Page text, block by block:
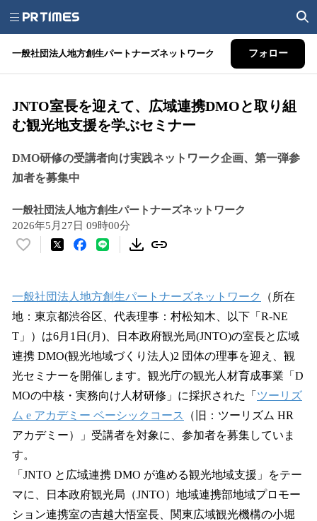
一般社団法人地方創生パートナーズネットワーク フォロー
JNTO室長を迎えて、広域連携DMOと取り組
む観光地支援を学ぶセミナー
DMO研修の受講者向け実践ネットワーク企画、第一弾参
加者を募集中
一般社団法人地方創生パートナーズネットワーク
2026年5月27日 09時00分
い
！
読
み
込
み
中
で
す
一般社団法人地方創生パートナーズネットワーク
（所在
地：東京都渋谷区、代表理事：村松知木、以下「R-NE
T」）は6月1日(月)、日本政府観光局(JNTO)の室長と広域
連携 DMO(観光地域づくり法人)2 団体の理事を迎え、観
光セミナーを開催します。観光庁の観光人材育成事業「D
MOの中核・実務向け人材研修」に採択された「 ツーリズ
ム e アカデミー ベーシックコース
（旧：ツーリズム HR
アカデミー）」受講者を対象に、参加者を募集していま
す。
「JNTO と広域連携 DMO が進める観光地域支援」をテー
マに、日本政府観光局（JNTO）地域連携部地域プロモー
ション連携室の吉越大悟室長、関東広域観光機構の小堀